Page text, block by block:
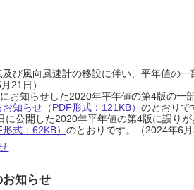
び風向風速計の移設に伴い、平年値の
21日）
お知らせした2020年平年値の第4版の一
知らせ（PDF形式：121KB） のとおりで
に公開した2020年平年値の第4版に誤り
式：62KB） のとおりです。（2024年6月
知らせ